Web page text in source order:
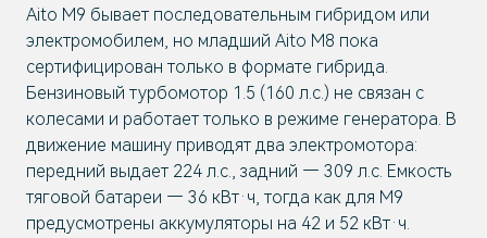
Aito M9 бывает последовательным гибридом или
электромобилем, но младший Aito M8 пока
сертифицирован только в формате гибрида.
Бензиновый турбомотор 1.5 (160 л.с.) не связан с
колесами и работает только в режиме генератора. В
движение машину приводят два электромотора:
передний выдает 224 л.с., задний — 309 л.с. Емкость
тяговой батареи — 36 кВт·ч, тогда как для M9
предусмотрены аккумуляторы на 42 и 52 кВт·ч.